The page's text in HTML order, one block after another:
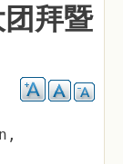
拜暨